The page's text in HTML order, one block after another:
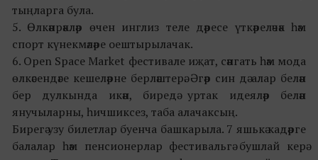
тыңларга була.
5. Өлкәнрәкләр өчен инглиз теле дәресе үткәреләчәк һәм
спорт күнекмәләре оештырылачак.
6. Open Space Market фестивале иҗат, сәнгать һәм мода
өлкәсендәге кешеләрне берләштерә. Әгәр син дә алар белән
бер дулкында икән, биредә уртак идеяләр белән
янучыларны, һичшиксез, таба алачаксың.
Бирегә узу билетлар буенча башкарыла. 7 яшькә кадәрге
балалар һәм пенсионерлар фестивальгә бушлай керә